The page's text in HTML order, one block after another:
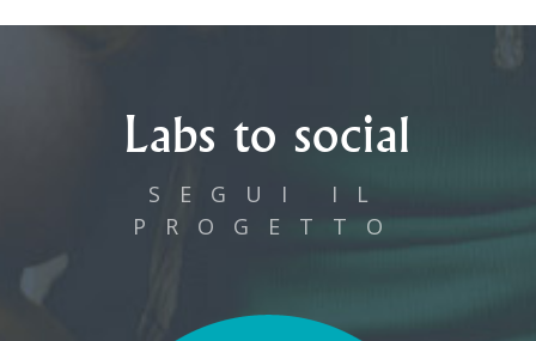
Labs to social
SEGUI IL
PROGETTO